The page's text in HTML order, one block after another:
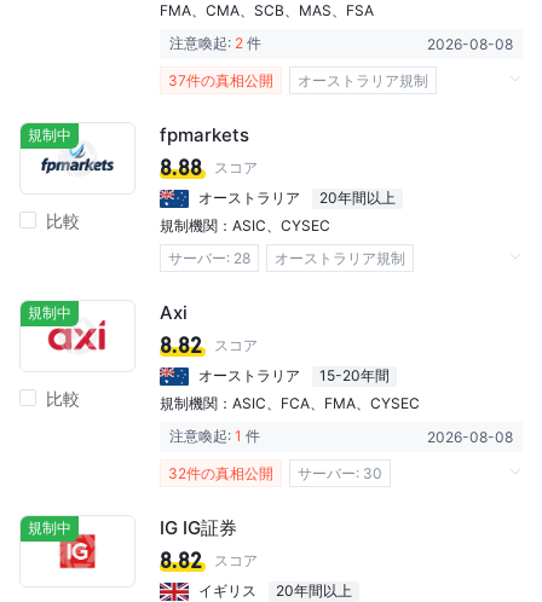
デリバティブ取引ライセンス (AGN)
グローバル展開
オーストラリアSTP実行ライセンス取消済み
香港マーケットメイキングライセンス（MM）取
消済み
ハイリスクレベル
FMA、 CMA、 SCB、 MAS、 FSA
注意喚起: 2 件
2026-08-08
37件の真相公開
オーストラリア規制
カナダ規制
アラブ首長国連邦規制
バハマ規制
セイシェル規制
マーケットメイキングライセンス（MM）
デリバティブ取引ライセンス (EP)
グローバル展開
ハイリスクレベル
オフショア規制
規制中
比較
fpmarkets
8.88
スコア
オーストラリア
20年間以上
規制機関： ASIC、 CYSEC
サーバー: 28​
オーストラリア規制
デリバティブ取引ライセンス (STP)
MT4フルライセンス
MT5フルライセンス
cTrader
自社開発
規制中
比較
Axi
8.82
スコア
オーストラリア
15-20年間
規制機関： ASIC、 FCA、 FMA、 CYSEC
注意喚起: 1 件
2026-08-08
32件の真相公開
サーバー: 30​
マーケットメイキングライセンス（MM）
規制中 IG IG証券
8.82
スコア
イギリス
20年間以上